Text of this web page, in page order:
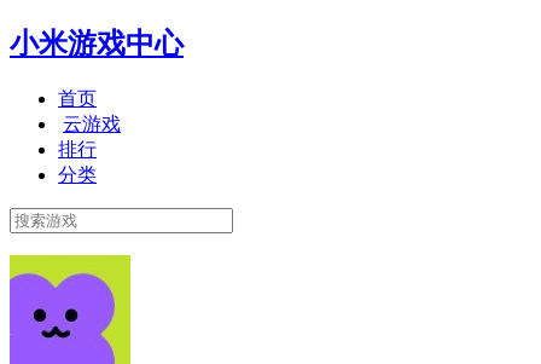
小米游戏中心
首页
云游戏
排行
分类